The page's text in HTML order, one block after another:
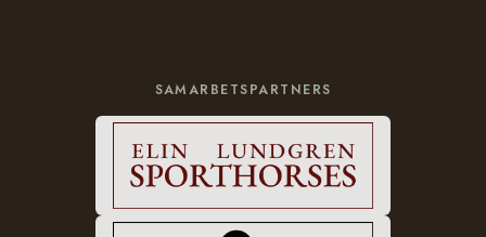
SAMARBETSPARTNERS